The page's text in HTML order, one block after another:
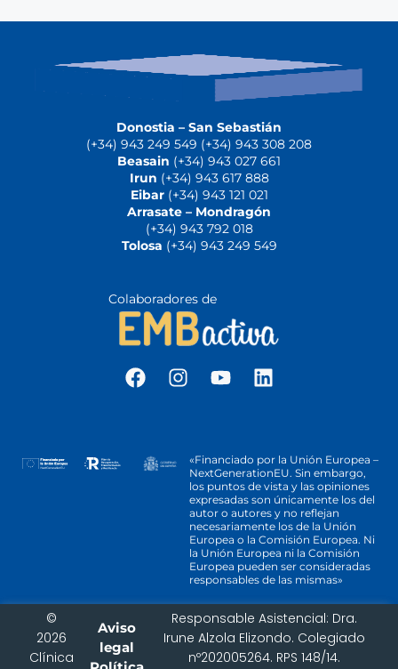
We value your privacy
Donostia – San Sebastián
(+34) 943 249 549 (+34) 943 308 208
Beasain (+34) 943 027 661
Irun (+34) 943 617 888
Eibar(+34) 943 121 021
Arrasate – Mondragón
(+34) 943 792 018
Tolosa (+34) 943 249 549
Colaboradores de
«Financiado por la Unión Europea –
NextGenerationEU. Sin embargo,
los puntos de vista y las opiniones
expresadas son únicamente los del
autor o autores y no reflejan
necesariamente los de la Unión
Europea o la Comisión Europea. Ni
la Unión Europea ni la Comisión
Europea pueden ser consideradas
responsables de las mismas»
©
2026
Clínica
Aviso
legal
Responsable Asistencial: Dra.
Irune Alzola Elizondo. Colegiado
nº202005264. RPS 148/14.
UTILIZAMOS COOKIES